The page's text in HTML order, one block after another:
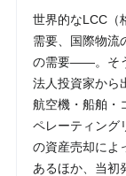
世界的なLCC（
需要、国際物流
の需要――。そ
法人投資家から
航空機・船舶・
ペレーティング
の資産売却によ
あるほか、当初